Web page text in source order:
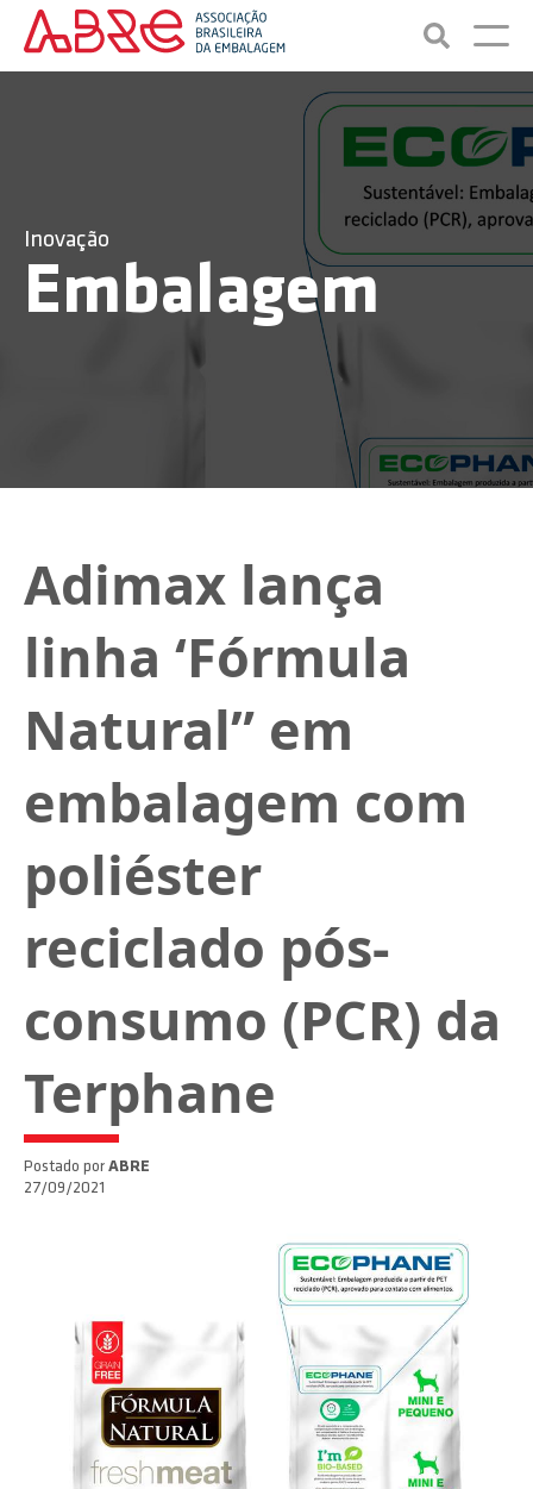
Inovação
Embalagem
Adimax lança
linha ‘Fórmula
Natural” em
embalagem com
poliéster
reciclado pós-
consumo (PCR) da
Terphane
Postado por ABRE
27/09/2021